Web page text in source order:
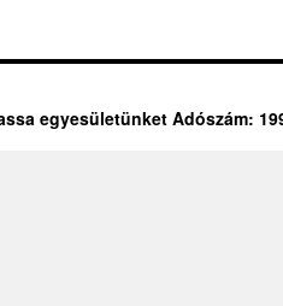
egyesületünket Adószám: